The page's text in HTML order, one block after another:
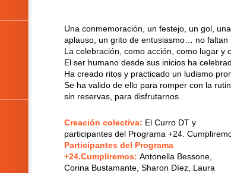
Una conmemoración, un festejo, un gol,
aplauso, un grito de entusiasmo… no faltan
La celebración, como acción, como lugar y
El ser humano desde sus inicios ha
Ha creado ritos y practicado un ludismo
Se ha valido de ello para romper con la
sin reservas, para disfrutarnos.
Creación colectiva: El Curro DT y
participantes del Programa +24.
Participantes del Programa
+24.Cumpliremos: Antonella Bessone,
Corina Bustamante, Sharon Díez, Laura